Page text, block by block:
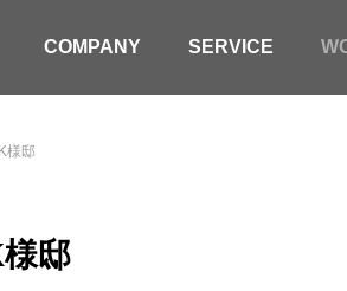
COMPANY SERVICE
様邸
邸